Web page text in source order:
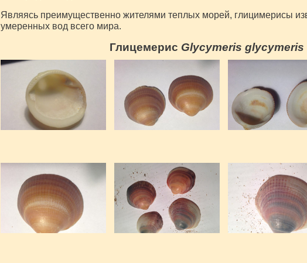
Являясь преимущественно жителями теплых морей, глицимерисы
умеренных вод всего мира.
Глицемерис Glycymeris glycymeris